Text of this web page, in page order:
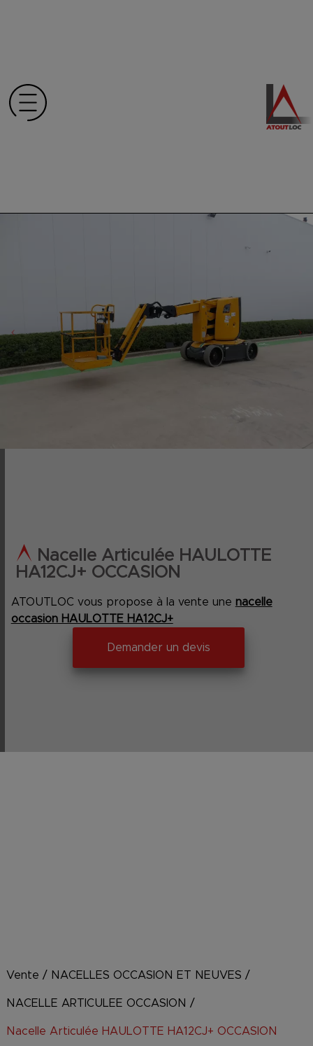
‹ ›
Nacelle Articulée HAULOTTE
HA12CJ+ OCCASION
ATOUTLOC vous propose à la vente une nacelle
occasion HAULOTTE HA12CJ+
Demander un devis
Vente / NACELLES OCCASION ET NEUVES /
NACELLE ARTICULEE OCCASION /
Nacelle Articulée HAULOTTE HA12CJ+ OCCASION